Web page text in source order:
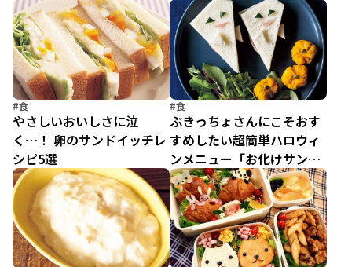
#食
やさしいおいしさに泣
く…！ 卵のサンドイッチレ
シピ5選
#食
ぶきっちょさんにこそおす
すめしたい超簡単ハロウィ
ンメニュー「お化けサンド
プレート」